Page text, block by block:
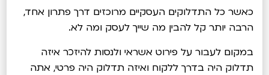
כאשר כל התדלוקים העסקיים מרוכזים דרך פתרון אחד,
הרבה יותר קל להבין מה שייך לעסק ומה לא.
במקום לעבור על פירוט אשראי ולנסות להיזכר איזה
תדלוק היה בדרך ללקוח ואיזה תדלוק היה פרטי, אתה